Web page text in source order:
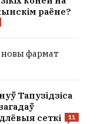
раёне?
новы фармат
Тапузідзіса
сеткі
11